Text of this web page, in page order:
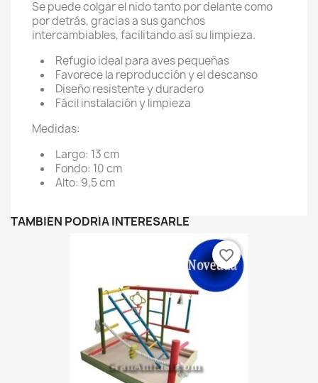
Se puede colgar el nido tanto por delante como
por detrás, gracias a sus ganchos
intercambiables, facilitando así su limpieza.
Refugio ideal para aves pequeñas
Favorece la reproducción y el descanso
Diseño resistente y duradero
Fácil instalación y limpieza
Medidas:
Largo: 13 cm
Fondo: 10 cm
Alto: 9,5 cm
TAMBIÉN PODRÍA INTERESARLE
favorite_border